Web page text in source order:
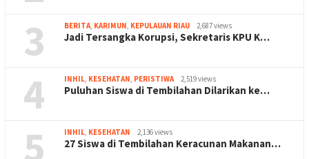
3 BERITA, KARIMUN, KEPULAUAN RIAU 2,687 views
Jadi Tersangka Korupsi, Sekretaris KPU K…
4 INHIL, KESEHATAN, PERISTIWA 2,519 views
Puluhan Siswa di Tembilahan Dilarikan ke…
5 INHIL, KESEHATAN 2,136 views
27 Siswa di Tembilahan Keracunan Makanan…